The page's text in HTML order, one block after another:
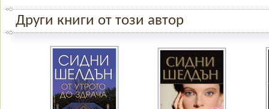
Други книги от този автор